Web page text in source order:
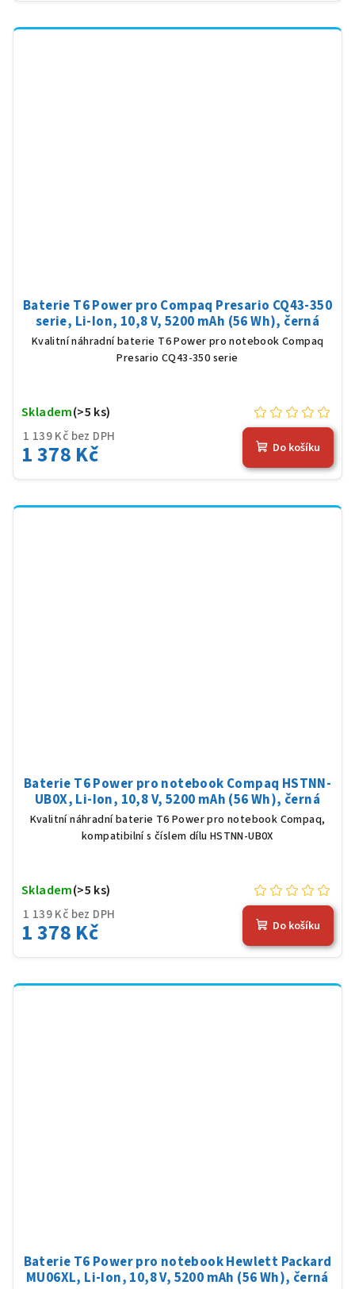
Baterie T6 Power pro Compaq Presario CQ43-350
serie, Li-Ion, 10,8 V, 5200 mAh (56 Wh), černá
Kvalitní náhradní baterie T6 Power pro notebook Compaq
Presario CQ43-350 serie
1 139 Kč bez DPH
1 378 Kč
Skladem(>5 ks)
Do košíku
Baterie T6 Power pro notebook Compaq HSTNN-
UB0X, Li-Ion, 10,8 V, 5200 mAh (56 Wh), černá
Kvalitní náhradní baterie T6 Power pro notebook Compaq,
kompatibilní s číslem dílu HSTNN-UB0X
1 139 Kč bez DPH
1 378 Kč
Skladem(>5 ks)
Do košíku
Baterie T6 Power pro notebook Hewlett Packard
MU06XL, Li-Ion, 10,8 V, 5200 mAh (56 Wh), černá